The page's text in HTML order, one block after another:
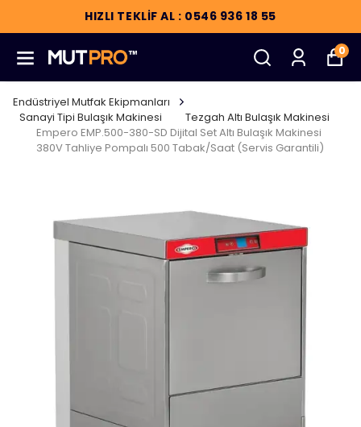
HIZLI TEKLİF AL : 0546 936 18 55
0
Endüstriyel Mutfak Ekipmanları
Sanayi Tipi Bulaşık Makinesi
Tezgah Altı Bulaşık Makinesi
Empero EMP.500-380-SD Dijital Set Altı Bulaşık Makinesi
380V Tahliye Pompalı 500 Tabak/Saat (Servis Garantili)